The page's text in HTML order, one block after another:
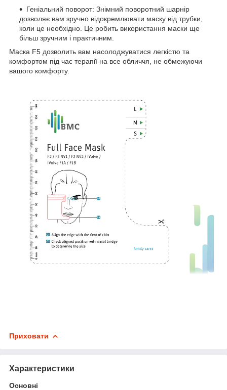
Геніальний поворот: Знімний поворотний шарнір
дозволяє вам зручно відокремлювати маску від трубки,
коли це необхідно. Це робить використання маски ще
більш зручним і практичним.
Маска F5 дозволить вам насолоджуватися легкістю та
комфортом під час терапії на все обличчя, не обмежуючи
вашого комфорту.
Приховати
Характеристики
Основні